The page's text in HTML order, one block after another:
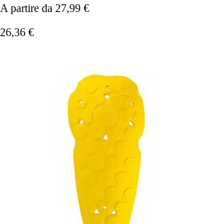
A partire da 27,99 €
26,36 €